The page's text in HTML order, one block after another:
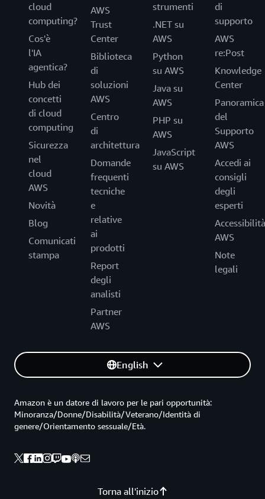
cloud
computing?
Cos'è
l'IA
agentica?
Hub dei
concetti
di cloud
computing
Sicurezza
nel
cloud
AWS
Novità
Blog
Comunicati
stampa
AWS
Trust
Center
Biblioteca
di
soluzioni
AWS
Centro
di
architettura
Domande
frequenti
tecniche
e
relative
ai
prodotti
Report
degli
analisti
Partner
AWS
strumenti
.NET su
AWS
Python
su AWS
Java su
AWS
PHP su
AWS
JavaScript
su AWS
di
supporto
AWS
re:Post
Knowledge
Center
Panoramica
del
Supporto
AWS
Accedi ai
consigli
degli
esperti
Accessibilità
AWS
Note
legali
English
Torna all'inizio
Amazon è un datore di lavoro per le pari opportunità:
Minoranza/Donne/Disabilità/Veterano/Identità di
genere/Orientamento sessuale/Età.